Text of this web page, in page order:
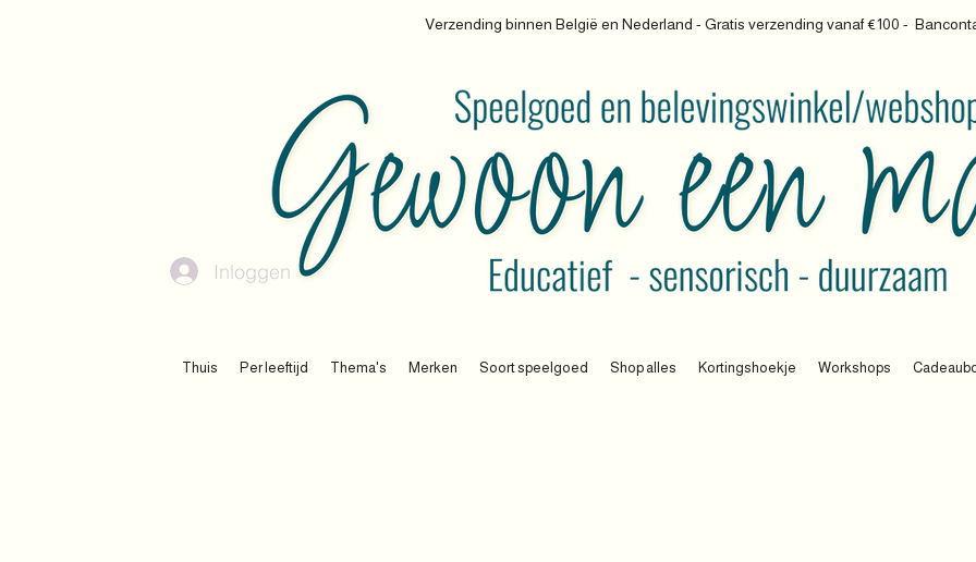
Verzending binnen België en Nederland - Gratis verzending vanaf €100 -
Thuis Per leeftijd Thema's Merken Soort speelgoed Shop alles Kortingshoekje Workshops
Inloggen